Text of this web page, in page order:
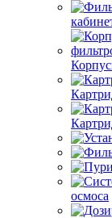
осмоса